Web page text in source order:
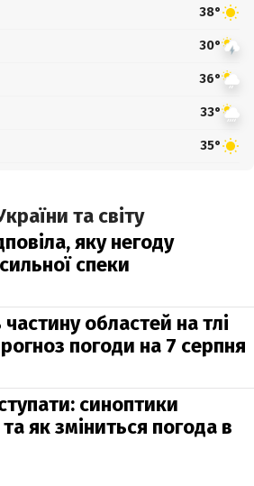
38°
30°
36°
33°
35°
та світу
яку негоду
спеки
областей на тлі
погоди на 7 серпня
синоптики
як зміниться погода в